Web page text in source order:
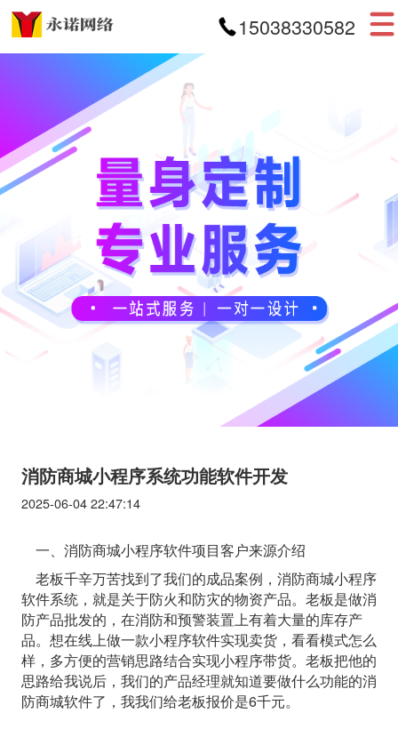
15038330582
首页
APP开发
小程序开发
案例展示
新闻资讯
关于我们
消防商城小程序系统功能软件开发
2025-06-04 22:47:14
一、消防商城小程序软件项目客户来源介绍
老板千辛万苦找到了我们的成品案例，消防商城小程序
软件系统，就是关于防火和防灾的物资产品。老板是做消
防产品批发的，在消防和预警装置上有着大量的库存产
品。想在线上做一款小程序软件实现卖货，看看模式怎么
样，多方便的营销思路结合实现小程序带货。老板把他的
思路给我说后，我们的产品经理就知道要做什么功能的消
防商城软件了，我我们给老板报价是6千元。